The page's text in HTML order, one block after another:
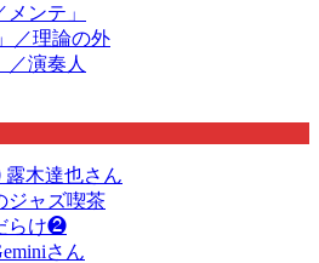
ンテ」
／理論の外
／演奏人
露木達也さん
ジャズ喫茶
らけ❷
さん